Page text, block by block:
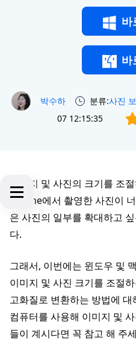
바
바
박수하 분류:사진
07 12:15:35
이미지 및 사진의 크기를 조
IPhone에서 촬영한 사진이
은 사진의 일부를 확대하고
다.
그래서, 이번에는 윈도우 및
이미지 및 사진 크기를 조절
고화질로 변환하는 방법에
컴퓨터를 사용해 이미지 및
들이 계시다면 꼭 참고 해 주